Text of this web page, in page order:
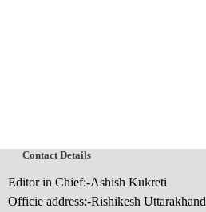
Contact Details
Editor in Chief:-Ashish Kukreti
Officie address:-Rishikesh Uttarakhand